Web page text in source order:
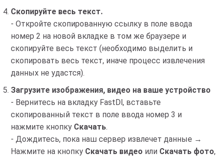
Скопируйте весь текст.
- Откройте скопированную ссылку в поле ввода
номер 2 на новой вкладке в том же браузере и
скопируйте весь текст (необходимо выделить и
скопировать весь текст, иначе процесс извлечения
данных не удастся).
Загрузите изображения, видео на ваше устройство
- Вернитесь на вкладку FastDl, вставьте
скопированный текст в поле ввода номер 3 и
нажмите кнопку Скачать.
- Дождитесь, пока наш сервер извлечет данные →
Нажмите на кнопку Скачать видео или Скачать фото,